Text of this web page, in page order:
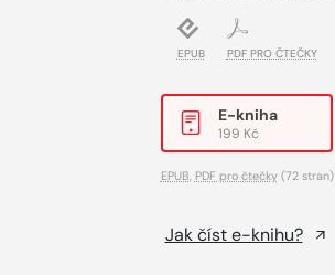
EPUB PDF PRO ČTEČKY
E-kniha
199 Kč
EPUB PDF pro čtečky(72 stran)
Jak číst e-knihu?